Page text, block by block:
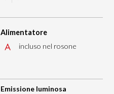
Alimentatore
incluso nel rosone
Emissione luminosa